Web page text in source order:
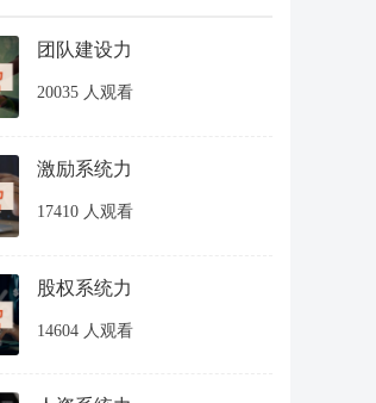
团队建设力
20035 人观看
激励系统力
17410 人观看
股权系统力
14604 人观看